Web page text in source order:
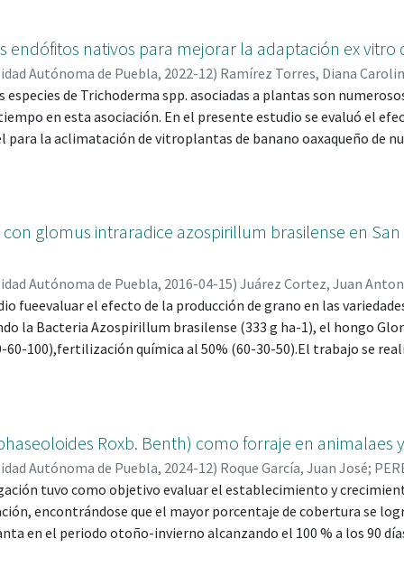
de cuatro tratamientos, en bloques al azar con tres
se distribuyeron según un diseño factorial para ecotipos
de riego (V1, V2) y dos tratamientos foliares (Ca, T) con tres
agronómico, características organolépticas y el
Los resultados muestran que el ecotipo de Tlapacoya
mientras que el más productivo a nivel de invernadero fue
endófitos nativos para mejorar la adaptación ex vitro
Autónoma de Puebla, 2022-12) Ramírez Torres, Diana
PERALES, LUIS ANTONIO; 294755;Reyes López,
especies de Trichoderma spp. asociadas a plantas son
en esta asociación. En el presente estudio se evaluó el
la aclimatación de vitroplantas de banano oaxaqueño de
longibrachiatum con comportamiento endófito y epifito,
diámetro, longitud de planta, número de hojas, peso seco
análisis de varianza mostró diferencia estadística significativa
de conidias, y de acuerdo con la prueba de Tukey (P ≤ 0.05), el
glomus intraradice azospirillum brasilense en
Autónoma de Puebla, 2016-04-15) Juárez Cortez, Juan
GONZALEZ, NUMA POMPILIO; 245806; ESCOBAR
fueevaluar el efecto de la producción de grano en las
la Bacteria Azospirillum brasilense (333 g ha-1), el hongo
60-100),fertilización química al 50% (60-30-50).El trabajo se
Puebla. El diseño experimental fue en bloques completos al
(P≥0.0553). Por el contrario, la condición de nutrición si tuvo
presentaron lo siguiente: Azospirillumbrasilense
50% de Fertilización 7708.3 ton/ha y 7573 ton/ha, Glomus
intraradice y 50% fertilización obtuvo 6817.7 ton/hay 6963 ton/
7257.1 ton/hay 7586 ton/ha, Azospirillumbrasilensey
6622.9 ton/hay 7227 ton/ha, 50% fertilización obtuvo 7306.3
se aplicó nada obtuvo 5025 ton/hay 3341 ton/ha siendo el
de los dos experimentos. Los resultados demuestran que al
Roxb. Benth) como forraje en animalaes
Autónoma de Puebla, 2024-12) Roque García, Juan José;
44792;ESCOBAR HERNANDEZ, RAMIRO; 89145
tuvo como objetivo evaluar el establecimiento y
encontrándose que el mayor porcentaje de cobertura se
en el periodo otoño-invierno alcanzando el 100 % a los 90
de 1 m x 1 m (otoño-invierno) con 24.5 cm, y el mayor